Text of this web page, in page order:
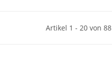
Artikel 1 - 20 von 88